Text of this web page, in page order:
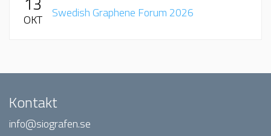
OKT Swedish Graphene Forum 2026
Kontakt
info@siografen.se